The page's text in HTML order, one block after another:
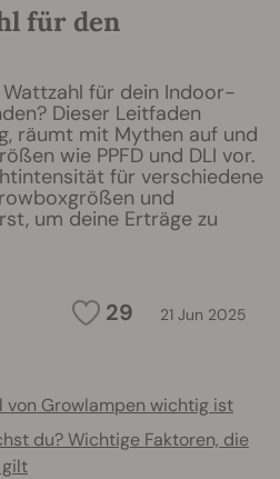
für den
für dein Indoor-
Dieser Leitfaden
räumt mit Mythen auf und
wie PPFD und DLI vor.
für verschiedene
und
um deine Erträge zu
29 21 Jun 2025
von Growlampen wichtig ist
du? Wichtige Faktoren, die
gilt